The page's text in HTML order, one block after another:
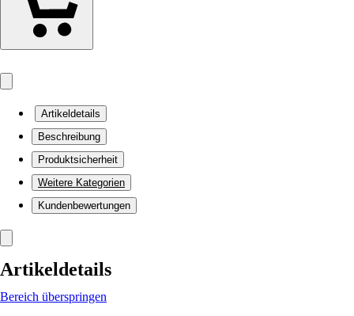
Artikeldetails
Beschreibung
Produktsicherheit
Weitere Kategorien
Kundenbewertungen
Artikeldetails
Bereich überspringen